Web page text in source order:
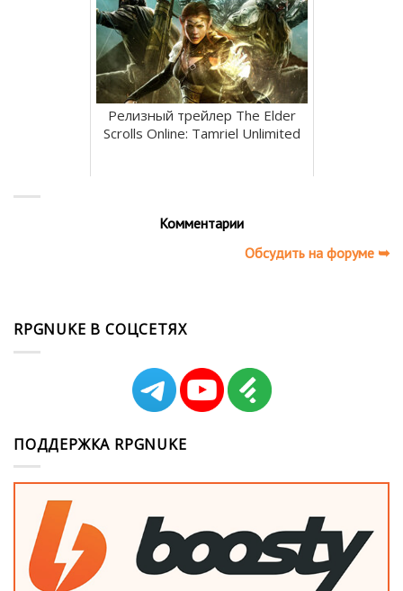
Релизный трейлер The Elder
Scrolls Online: Tamriel Unlimited
Комментарии
Обсудить на форуме ➥
RPGNUKE В СОЦСЕТЯХ
ПОДДЕРЖКА RPGNUKE